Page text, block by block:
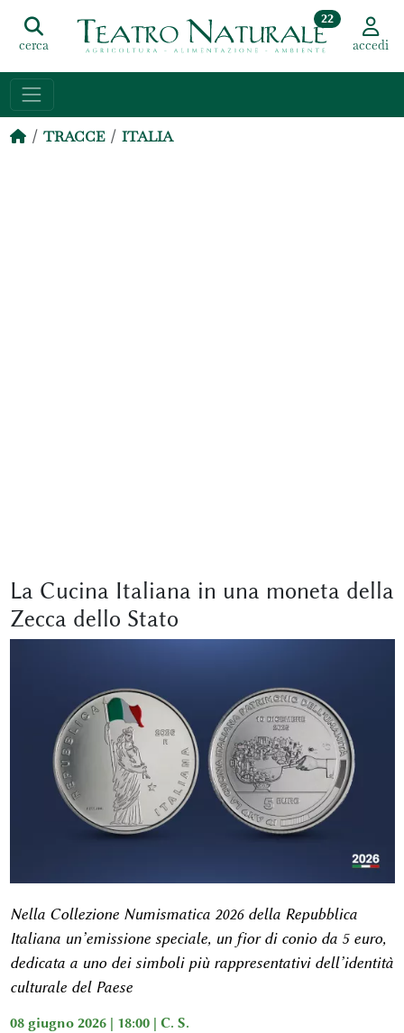
cerca
22
accedi
TRACCE ITALIA
La Cucina Italiana in una moneta della
Zecca dello Stato
Nella Collezione Numismatica 2026 della Repubblica
Italiana un’emissione speciale, un fior di conio da 5 euro,
dedicata a uno dei simboli più rappresentativi dell’identità
culturale del Paese
08 giugno 2026 | 18:00 | C. S.